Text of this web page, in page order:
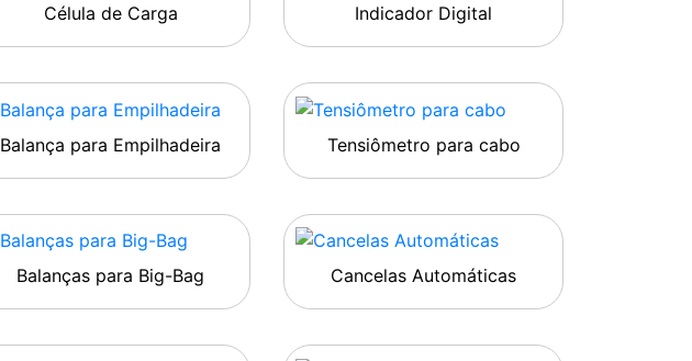
Célula de Carga Indicador Digital
Balança para Empilhadeira Tensiômetro para cabo
Balanças para Big-Bag Cancelas Automáticas